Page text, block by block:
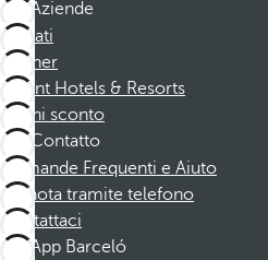
Aziende
Affiliati
Partner
Dorint Hotels & Resorts
Buoni sconto
Contatto
Domande Frequenti e Aiuto
Prenota tramite telefono
Contattaci
App Barceló